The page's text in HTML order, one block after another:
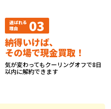
選ばれる
理由
03
納得いけば、
その場で現金買取！
気が変わってもクーリングオフで8日
以内に解約できます